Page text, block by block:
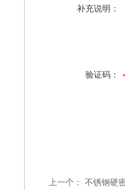
补充说明：
验证码：
上一个： 不锈钢硬